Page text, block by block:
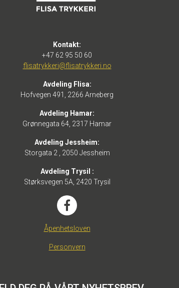
Kontakt:
+47 62 95 50 60
flisatrykkeri@flisatrykkeri.no
Avdeling Flisa:
Hofvegen 491, 2266 Arneberg
Avdeling Hamar:
Grønnegata 64, 2317 Hamar
Avdeling Jessheim:
Storgata 2 , 2050 Jessheim
Avdeling Trysil :
Størksvegen 5A, 2420 Trysil
Åpenhetsloven
Personvern